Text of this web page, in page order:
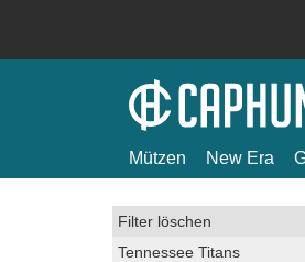
Mützen New Era
Filter löschen
Tennessee Titans